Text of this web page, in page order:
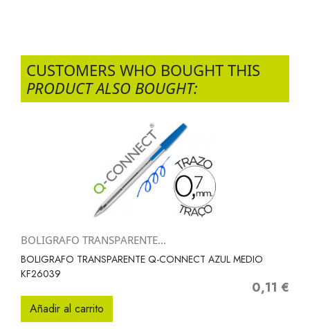
CUSTOMERS WHO BOUGHT THIS
PRODUCT ALSO BOUGHT:
BOLIGRAFO TRANSPARENTE...
BOLIGRAFO TRANSPARENTE Q-CONNECT AZUL MEDIO
KF26039
Precio
0,11 €
Añadir al carrito